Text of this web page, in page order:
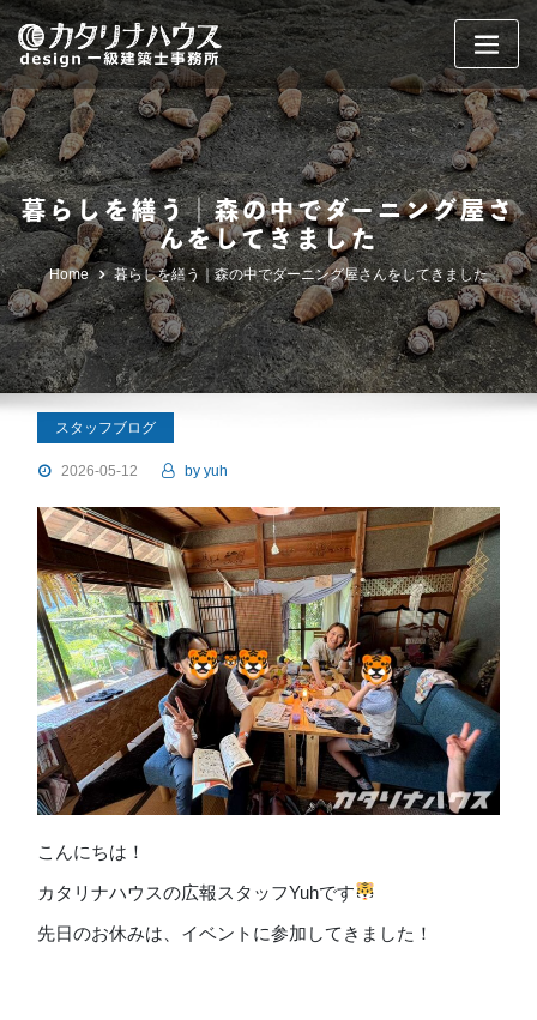
Skip
to
content
暮らしを繕う｜森の中でダーニング屋さ
んをしてきました
Home 暮らしを繕う｜森の中でダーニング屋さんをしてきました
スタッフブログ
2026-05-12 by yuh
こんにちは！
カタリナハウスの広報スタッフYuhです
先日のお休みは、イベントに参加してきました！